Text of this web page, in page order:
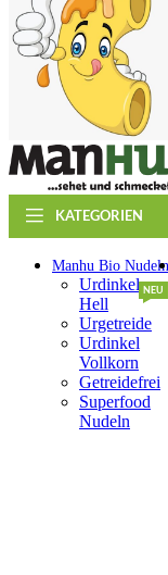
KATEGORIEN
Manhu Bio Nudeln
Urdinkel
Hell
Urgetreide
Urdinkel
Vollkorn
Getreidefrei
NEU
Superfood
Nudeln